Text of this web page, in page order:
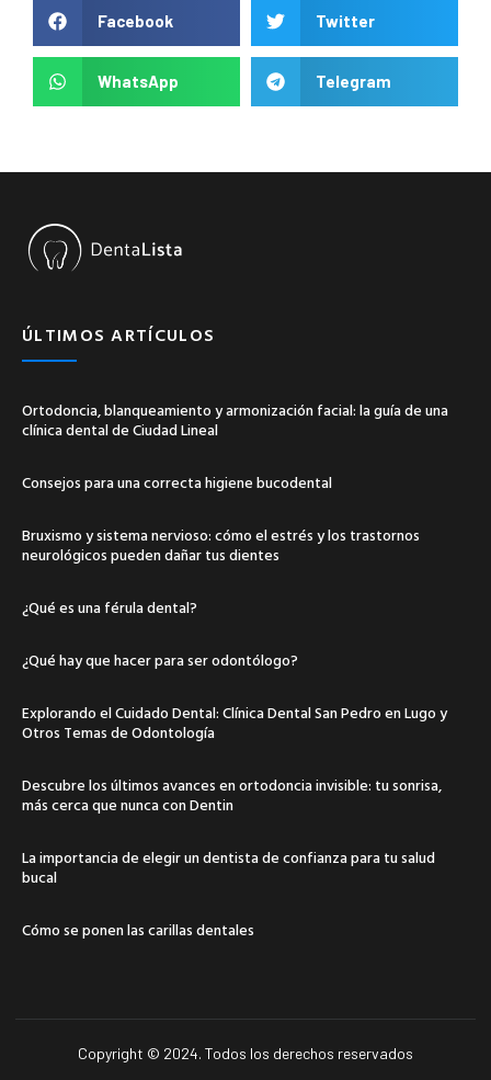
Facebook Twitter
WhatsApp Telegram
ÚLTIMOS ARTÍCULOS
Ortodoncia, blanqueamiento y armonización facial: la guía de una
clínica dental de Ciudad Lineal
Consejos para una correcta higiene bucodental
Bruxismo y sistema nervioso: cómo el estrés y los trastornos
neurológicos pueden dañar tus dientes
¿Qué es una férula dental?
¿Qué hay que hacer para ser odontólogo?
Explorando el Cuidado Dental: Clínica Dental San Pedro en Lugo y
Otros Temas de Odontología
Descubre los últimos avances en ortodoncia invisible: tu sonrisa,
más cerca que nunca con Dentin
La importancia de elegir un dentista de confianza para tu salud
bucal
Cómo se ponen las carillas dentales
Copyright © 2024. Todos los derechos reservados